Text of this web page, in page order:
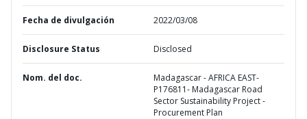
Fecha de divulgación 2022/03/08
Disclosure Status Disclosed
Nom. del doc.
Madagascar - AFRICA EAST-
P176811- Madagascar Road
Sector Sustainability Project -
Procurement Plan